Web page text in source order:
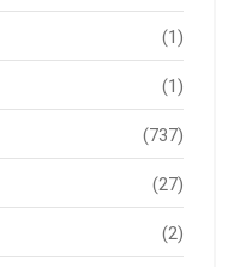
(1)
(1)
(737)
(27)
(2)